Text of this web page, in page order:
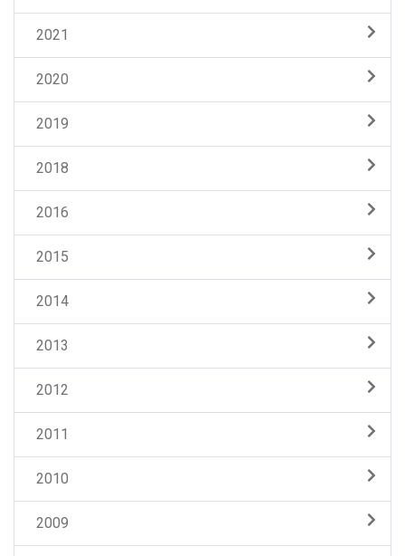
2021
2020
2019
2018
2016
2015
2014
2013
2012
2011
2010
2009